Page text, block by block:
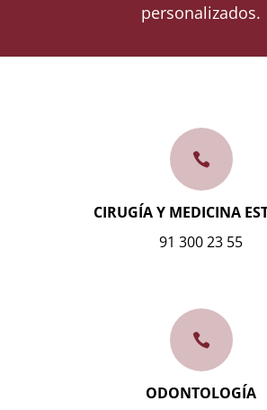
personalizados.

CIRUGÍA Y MEDICINA
91 300 23 55

ODONTOLOGÍA